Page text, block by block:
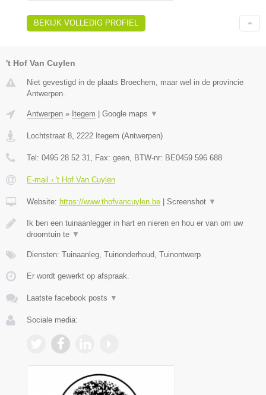
BEKIJK VOLLEDIG PROFIEL
't Hof Van Cuylen
Niet gevestigd in de plaats Broechem, maar wel in de provincie
Antwerpen.
Antwerpen » Itegem | Google maps ▼
Lochtstraat 8 2222 Itegem (Antwerpen)
Tel: 0495 28 52 31 , Fax: geen , BTW-nr: BE0459 596 688
E-mail › 't Hof Van Cuylen
Website: https://www.thofvancuylen.be | Screenshot ▼
Ik ben een tuinaanlegger in hart en nieren en hou er van om uw
droomtuin te ▼
Diensten: Tuinaanleg, Tuinonderhoud, Tuinontwerp
Er wordt gewerkt op afspraak.
Laatste facebook posts ▼
Sociale media: